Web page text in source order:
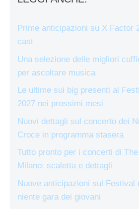
Prime anticipazioni su X Factor
cast
Una selezione delle migliori
per ascoltare musica
Le ultime sui big presenti al
2027 nei prossimi mesi
Nuovi dettagli sul concerto dei
Croce in programma stasera
Tutto pronto per i concerti di
Milano: scaletta e dettagli
Nuove anticipazioni sul Festival
niente gara dei giovani